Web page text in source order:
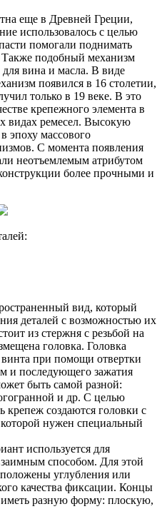
еще в Древней Греции,
использовалось с целью
помогали поднимать
подобный механизм
для вина и масла. В виде
появился в 16 столетии,
только в 19 веке. В это
крепежного элемента в
видах ремесел. Высокую
эпоху массового
С момента появления
неотъемлемым атрибутом
более прочными и
вид, который
деталей с возможностью их
из стержня с резьбой на
головка. Головка
винта при помощи отвертки
и последующего зажатия
быть самой разной:
и др. С целью
крепеж создаются головки с
нужен специальный
используется для
способом. Для этой
углубления или
качества фиксации. Концы
разную форму: плоскую,